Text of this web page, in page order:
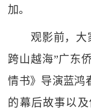
加。
观影前，大
跨山越海”广东
情书》导演蓝鸿
的幕后故事以